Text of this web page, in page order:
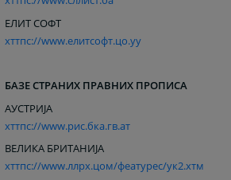
ЕЛИТ СОФТ
хттпс://www.елитсофт.цо.yу
БАЗЕ СТРАНИХ ПРАВНИХ ПРОПИСА
АУСТРИЈА
хттпс://www.рис.бка.гв.ат
ВЕЛИКА БРИТАНИЈА
хттпс://www.ллрx.цом/феатурес/ук2.хтм